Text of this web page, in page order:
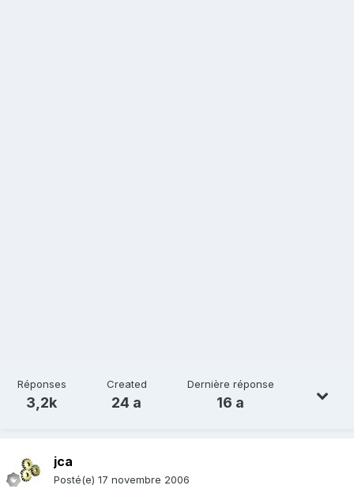
Réponses
3,2k
Created
24 a
Dernière réponse
16 a
jca
Posté(e) 17 novembre 2006